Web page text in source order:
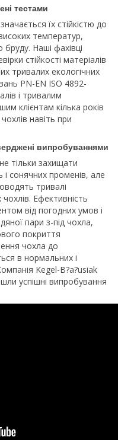
тестами
їх стійкістю до
температур,
Наші фахівці
стійкості матеріалів
тривалих екологічних
PN-EN ISO 4892-
і тривалим
клієнтам кілька років
навіть при
випробуваннями
тільки захищати
і сонячних променів, але
тривалі
Ефективність
від погодних умов і
пари з-під чохла,
покриття
чохла до
в нормальних і
Kegel-B?a?usiak
успішні випробування